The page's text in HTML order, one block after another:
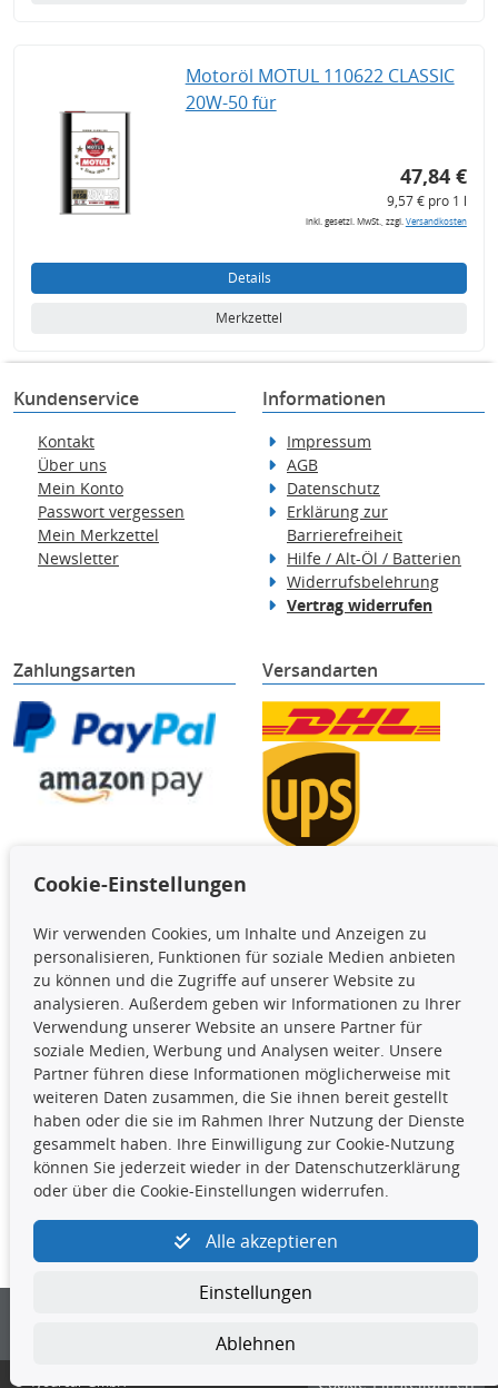
Motoröl MOTUL 110622 CLASSIC
20W-50 für
47,84 €
9,57 € pro 1 l
inkl. gesetzl. MwSt., zzgl.Versandkosten
Details
Merkzettel
Kundenservice
Kontakt
Über uns
Mein Konto
Passwort vergessen
Mein Merkzettel
Newsletter
Informationen
Impressum
AGB
Datenschutz
Erklärung zur
Barrierefreiheit
Hilfe / Alt-Öl / Batterien
Widerrufsbelehrung
Vertrag widerrufen
Zahlungsarten Versandarten
Die hier angezeigten Daten,
insbesondere die gesamte Datenbank,
dürfen nicht kopiert werden. Es ist zu
unterlassen, die Daten oder die gesamte Datenbank ohne
vorherige Zustimmung TecDocs zu vervielfältigen, zu
verbreiten und/oder diese Handlungen durch Dritte ausführen
zu lassen. Ein Zuwiderhandeln stellt eine
Urheberrechtsverletzung dar und wird verfolgt.
Kontakt
4yourcar GmbH | Avidesweg 1 | 27386 Hemsbünde |
kundenservice@4yourcar.de
© 4yourcar GmbH Cookie-Einstellungen
Cookie-Einstellungen
Wir verwenden Cookies, um Inhalte und Anzeigen zu
personalisieren, Funktionen für soziale Medien anbieten
zu können und die Zugriffe auf unserer Website zu
analysieren. Außerdem geben wir Informationen zu Ihrer
Verwendung unserer Website an unsere Partner für
soziale Medien, Werbung und Analysen weiter. Unsere
Partner führen diese Informationen möglicherweise mit
weiteren Daten zusammen, die Sie ihnen bereit gestellt
haben oder die sie im Rahmen Ihrer Nutzung der Dienste
gesammelt haben. Ihre Einwilligung zur Cookie-Nutzung
können Sie jederzeit wieder in der Datenschutzerklärung
oder über die Cookie-Einstellungen widerrufen.
Alle akzeptieren
Einstellungen
Ablehnen